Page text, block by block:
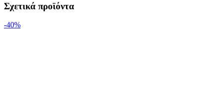
Σχετικά προϊόντα
-40%